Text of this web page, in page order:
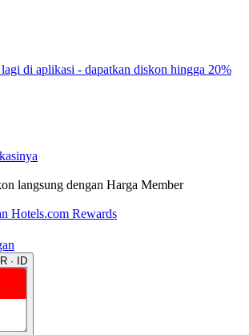
di aplikasi - dapatkan diskon hingga 20%
langsung dengan Harga Member
Hotels.com Rewards
· ID